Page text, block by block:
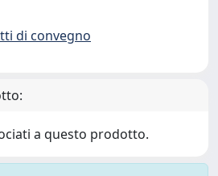
di convegno
a questo prodotto.